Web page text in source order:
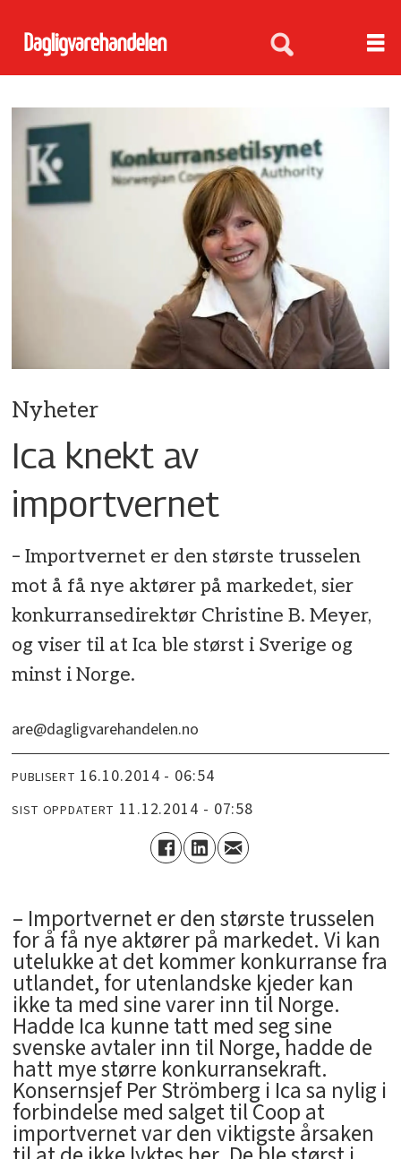
Nyheter
Ica knekt av
importvernet
– Importvernet er den største trusselen
mot å få nye aktører på markedet, sier
konkurransedirektør Christine B. Meyer,
og viser til at Ica ble størst i Sverige og
minst i Norge.
are@dagligvarehandelen.no
PUBLISERT 16.10.2014 - 06:54
SIST OPPDATERT 11.12.2014 - 07:58
– Importvernet er den største trusselen
for å få nye aktører på markedet. Vi kan
utelukke at det kommer konkurranse fra
utlandet, for utenlandske kjeder kan
ikke ta med sine varer inn til Norge.
Hadde Ica kunne tatt med seg sine
svenske avtaler inn til Norge, hadde de
hatt mye større konkurransekraft.
Konsernsjef Per Strömberg i Ica sa nylig i
forbindelse med salget til Coop at
importvernet var den viktigste årsaken